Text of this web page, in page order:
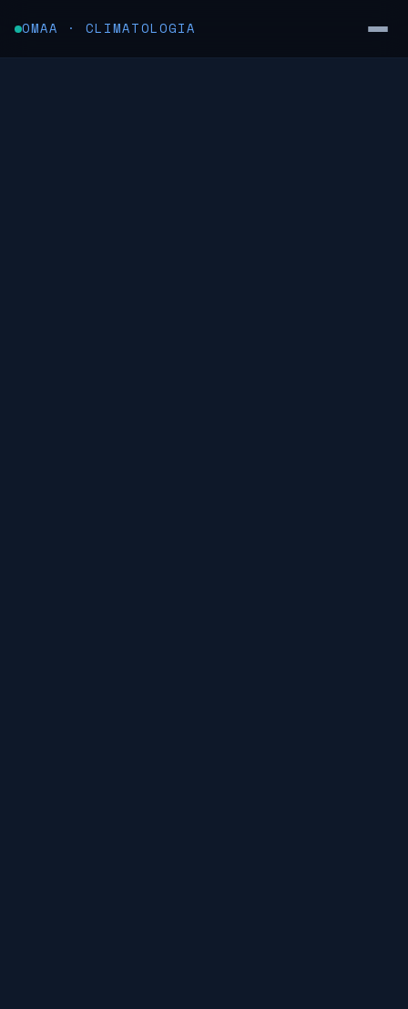
OMAA · CLIMATOLOGIA